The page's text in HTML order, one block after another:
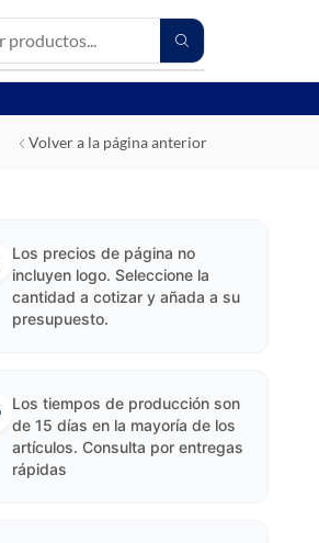
Volver a la página anterior
Los precios de página no
incluyen logo. Seleccione la
cantidad a cotizar y añada a su
presupuesto.
Los tiempos de producción son
de 15 días en la mayoría de los
artículos. Consulta por entregas
rápidas